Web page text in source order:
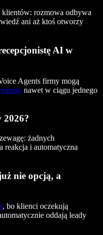
klientów: rozmowa odbywa
ani aż ktoś otworzy
AI w
Agents firmy mogą
nawet w ciągu jednego
2026?
żadnych
reakcja i automatyczna
nie opcją, a
, bo klienci oczekują
oddają leady